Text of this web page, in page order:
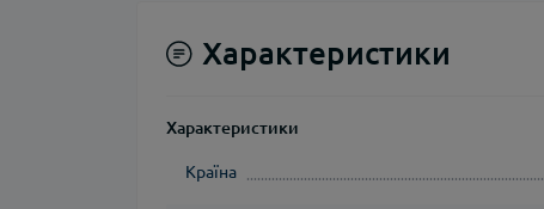
Характеристики
Характеристики
Країна